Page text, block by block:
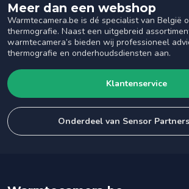
Meer dan een webshop
Warmtecamera.be is dé specialist van België
thermografie. Naast een uitgebreid
warmtecamera’s bieden wij professioneel
thermografie en onderhoudsdiensten aan.
Klantenservice
Onderdeel van Sensor